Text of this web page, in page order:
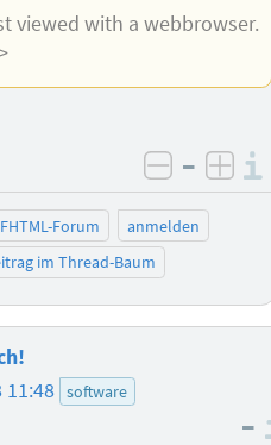
viewed with a webbrowser.
negativ
–
Forum
anmelden
im Thread-Baum
11:48 software
–